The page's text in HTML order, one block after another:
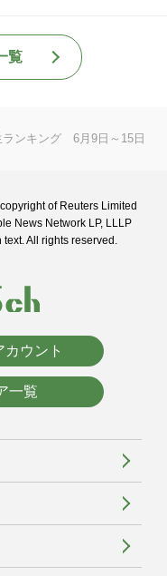
覧
ランキング 6月9日～15日
of Reuters Limited
News Network LP, LLLP
All rights reserved.
ウント
一覧